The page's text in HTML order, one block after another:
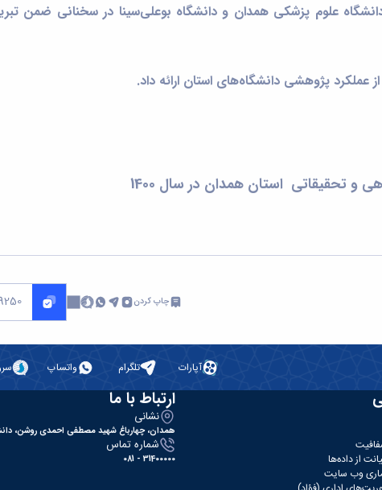
علوم پزشکی همدان و دانشگاه بوعلی‌سینا در سخنانی ضمن
پژوهشی دانشگاه‌های استان ارائه داد.
و تحقیقاتی استان همدان در سال 1400
چاپ کردن
آپارات تلگرام واتساپ
از داده‌ها
وب‌ سایت
ارتباط با ما
نشانی
همدان، چهارباغ شهید مصطفی احمدی روشن،
شماره تماس
31400000 - 081